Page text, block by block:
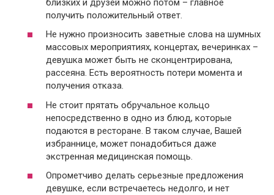
близких и друзей можно потом – главное
получить положительный ответ.
Не нужно произносить заветные слова на шумных
массовых мероприятиях, концертах, вечеринках –
девушка может быть не сконцентрирована,
рассеяна. Есть вероятность потери момента и
получения отказа.
Не стоит прятать обручальное кольцо
непосредственно в одно из блюд, которые
подаются в ресторане. В таком случае, Вашей
избраннице, может понадобиться даже
экстренная медицинская помощь.
Опрометчиво делать серьезные предложения
девушке, если встречаетесь недолго, и нет